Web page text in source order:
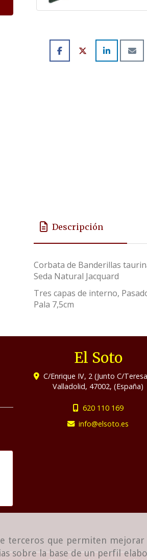
terceros que permiten
sobre la base de un perfil
Descripción
Corbata de Banderillas
Seda Natural Jacquard
Tres capas de interno,
Pala 7,5cm
El Soto
C/Enrique IV, 2 (Junto C/
Valladolid, 47002,(España)
620 110 169
info
elsoto.es